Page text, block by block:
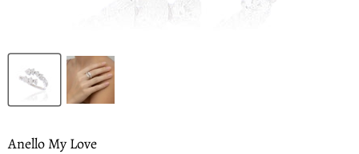
Anello My Love